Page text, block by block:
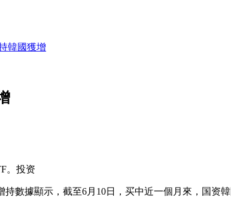
韓國獲增
。投资
持數據顯示，截至6月10日，买中近一個月來，国资